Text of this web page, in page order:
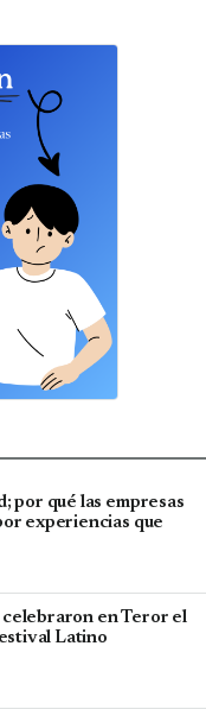
por qué las empresas
experiencias que
en Teror el
Latino